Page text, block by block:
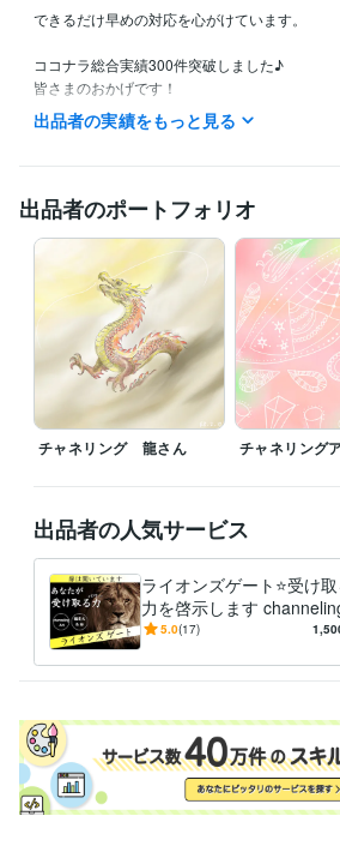
できるだけ早めの対応を心がけています。
ココナラ総合実績300件突破しました♪
皆さまのおかげです！
本当にありがとうございます♪
【お休み】
８月
23日（日）
24日（月）
【チャネリング時間】
平日→  8:00～20:00
祝土日10:00～20:00
※20時以降のご連絡は控えております。
翌朝、ご連絡差し上げます♡
人と人とのご縁を大切に
やさしく丁寧に
真心を込めてチャネリングさせていただきま
経験職種
ライフスタイル・その他 / 公務員 経験年数 :
職歴
ココナラ　プラチナランク ココナラ　ゴー
ルバーランク
ココナラ実績　100件
出品者の実績をもっと見る
出品者のポートフォリオ
チャネリング 龍さん チャネリング
出品者の人気サービス
ライオンズゲート⭐️受け取
力を啓示します
rt♡期間中にお届け♡12
5.0(17)